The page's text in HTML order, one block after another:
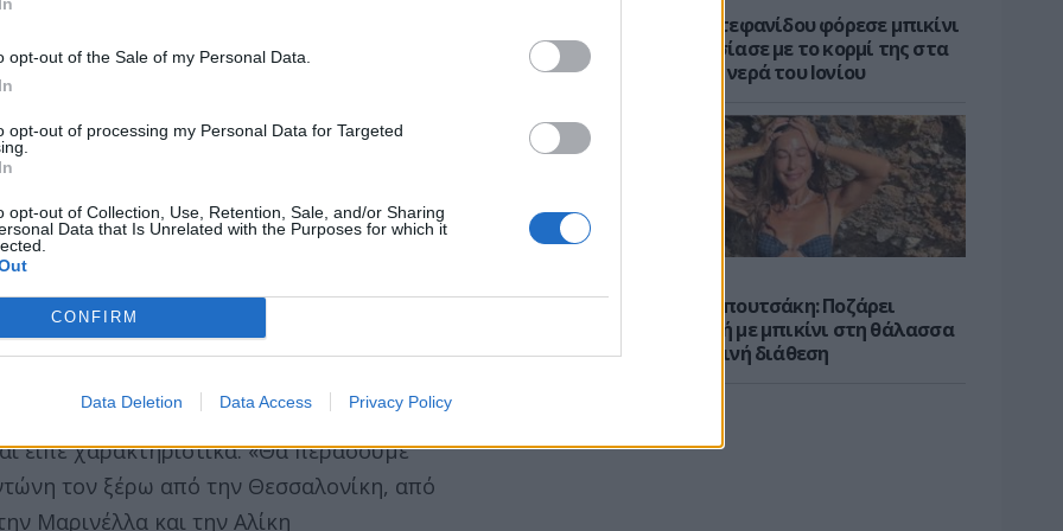
opt-out of the Sale of my Personal Data.
opt-out of processing my Personal Data for Targeted
opt-out of Collection, Use, Retention, Sale, and/or Sharing
Data that Is Unrelated with the Purposes for which it
CONFIRM
Data Deletion Data Access Privacy Policy
του Λάκη Λαζόπουλου για τον
ήταν τα τρυφερά λόγια του Λάκη για
του τραγουδιστή για να της
μακρόχρονη σχέση τους. Ο Λάκης
είπε χαρακτηριστικά: «Θα περάσουμε
τον ξέρω από την Θεσσαλονίκη, από
Μαρινέλλα και την Αλίκη
Η Τατιάνα Στεφανίδου φόρεσε μπικίνι
και εντυπωσίασε με το κορμί της στα
καταγάλανα νερά του Ιονίου
Κατερίνα Παπουτσάκη: Ποζάρει
χαμογελαστή με μπικίνι στη θάλασσα
σε καλοκαιρινή διάθεση